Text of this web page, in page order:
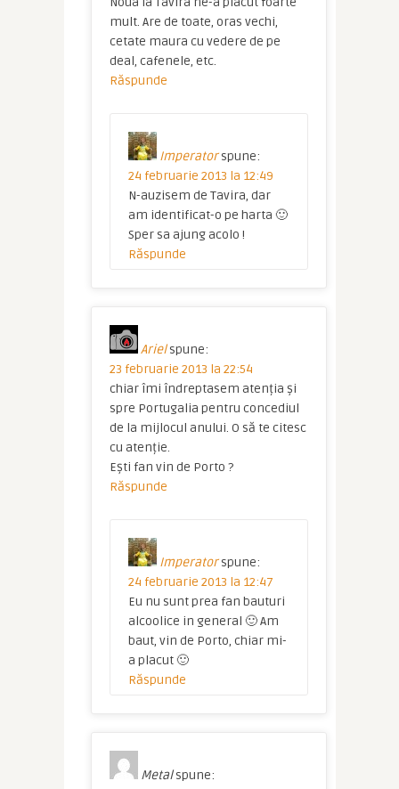
mult. Are de toate, oras vechi,
cetate maura cu vedere de pe
deal, cafenele, etc.
Răspunde
Imperator spune:
24 februarie 2013 la 12:49
N-auzisem de Tavira, dar
am identificat-o pe harta 🙂
Sper sa ajung acolo !
Răspunde
Ariel spune:
23 februarie 2013 la 22:54
chiar îmi îndreptasem atenția și
spre Portugalia pentru concediul
de la mijlocul anului. O să te citesc
cu atenție.
Ești fan vin de Porto ?
Răspunde
Imperator spune:
24 februarie 2013 la 12:47
Eu nu sunt prea fan bauturi
alcoolice in general 🙂 Am
baut, vin de Porto, chiar mi-
a placut 🙂
Răspunde
Metal spune: